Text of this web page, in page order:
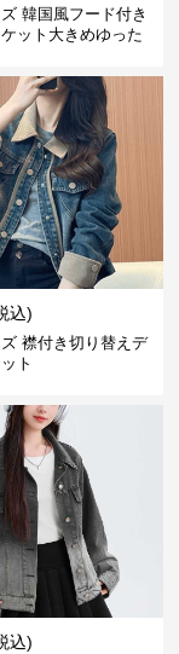
韓国風フード付き
ット大きめゆった
込)
襟付き切り替えデ
ト
込)